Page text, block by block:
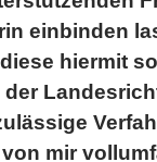
einbinden
hiermit
mir